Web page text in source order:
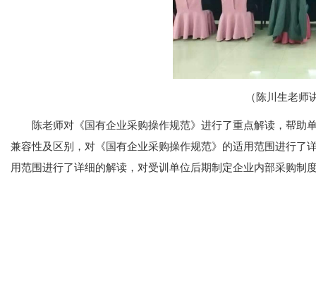
（陈川生老
陈老师对《国有企业采购操作规范》进行了重点解读，帮助
兼容性及区别，对《国有企业采购操作规范》的适用范围进行
用范围进行了详细的解读，对受训单位后期制定企业内部采购制